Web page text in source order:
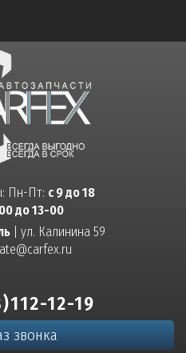
Пн-Пт: с 9 до 18
до 13-00
| ул. Калинина 59
12-19
звонка